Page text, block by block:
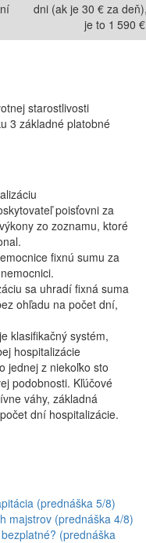
dni (ak je 30 € za
je to 1 590 €
starostlivosti
3 základné platobné
poisťovni za
zo zoznamu, ktoré
fixnú sumu za
sa uhradí fixná suma
ohľadu na počet dní,
klasifikačný systém,
hospitalizácie
jednej z niekoľko sto
podobnosti. Kľúčové
váhy, základná
dní hospitalizácie.
(prednáška 5/8)
majstrov (prednáška 4/8)
(prednáška